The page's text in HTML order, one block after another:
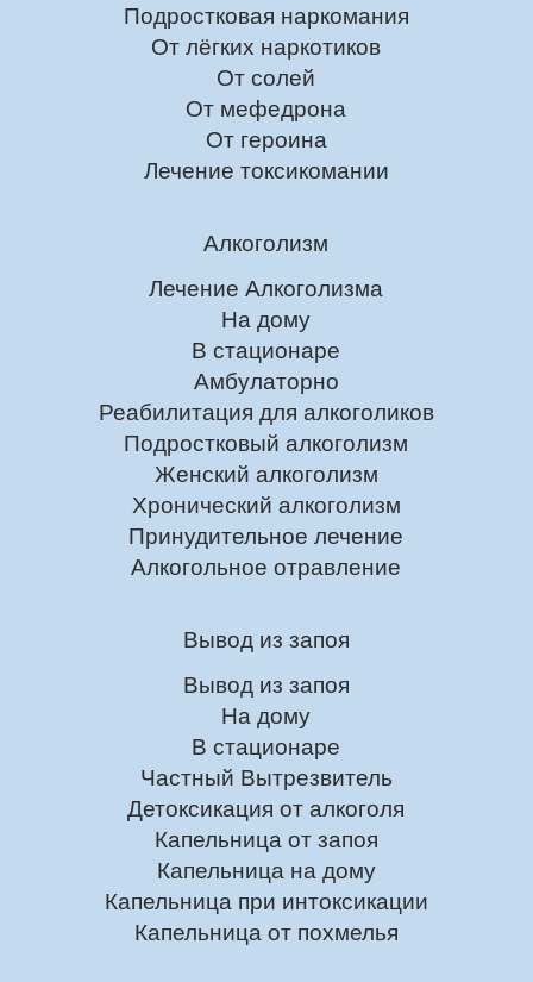
Подростковая наркомания
От лёгких наркотиков
От солей
От мефедрона
От героина
Лечение токсикомании
Алкоголизм
Лечение Алкоголизма
На дому
В стационаре
Амбулаторно
Реабилитация для алкоголиков
Подростковый алкоголизм
Женский алкоголизм
Хронический алкоголизм
Принудительное лечение
Алкогольное отравление
Вывод из запоя
Вывод из запоя
На дому
В стационаре
Частный Вытрезвитель
Детоксикация от алкоголя
Капельница от запоя
Капельница на дому
Капельница при интоксикации
Капельница от похмелья